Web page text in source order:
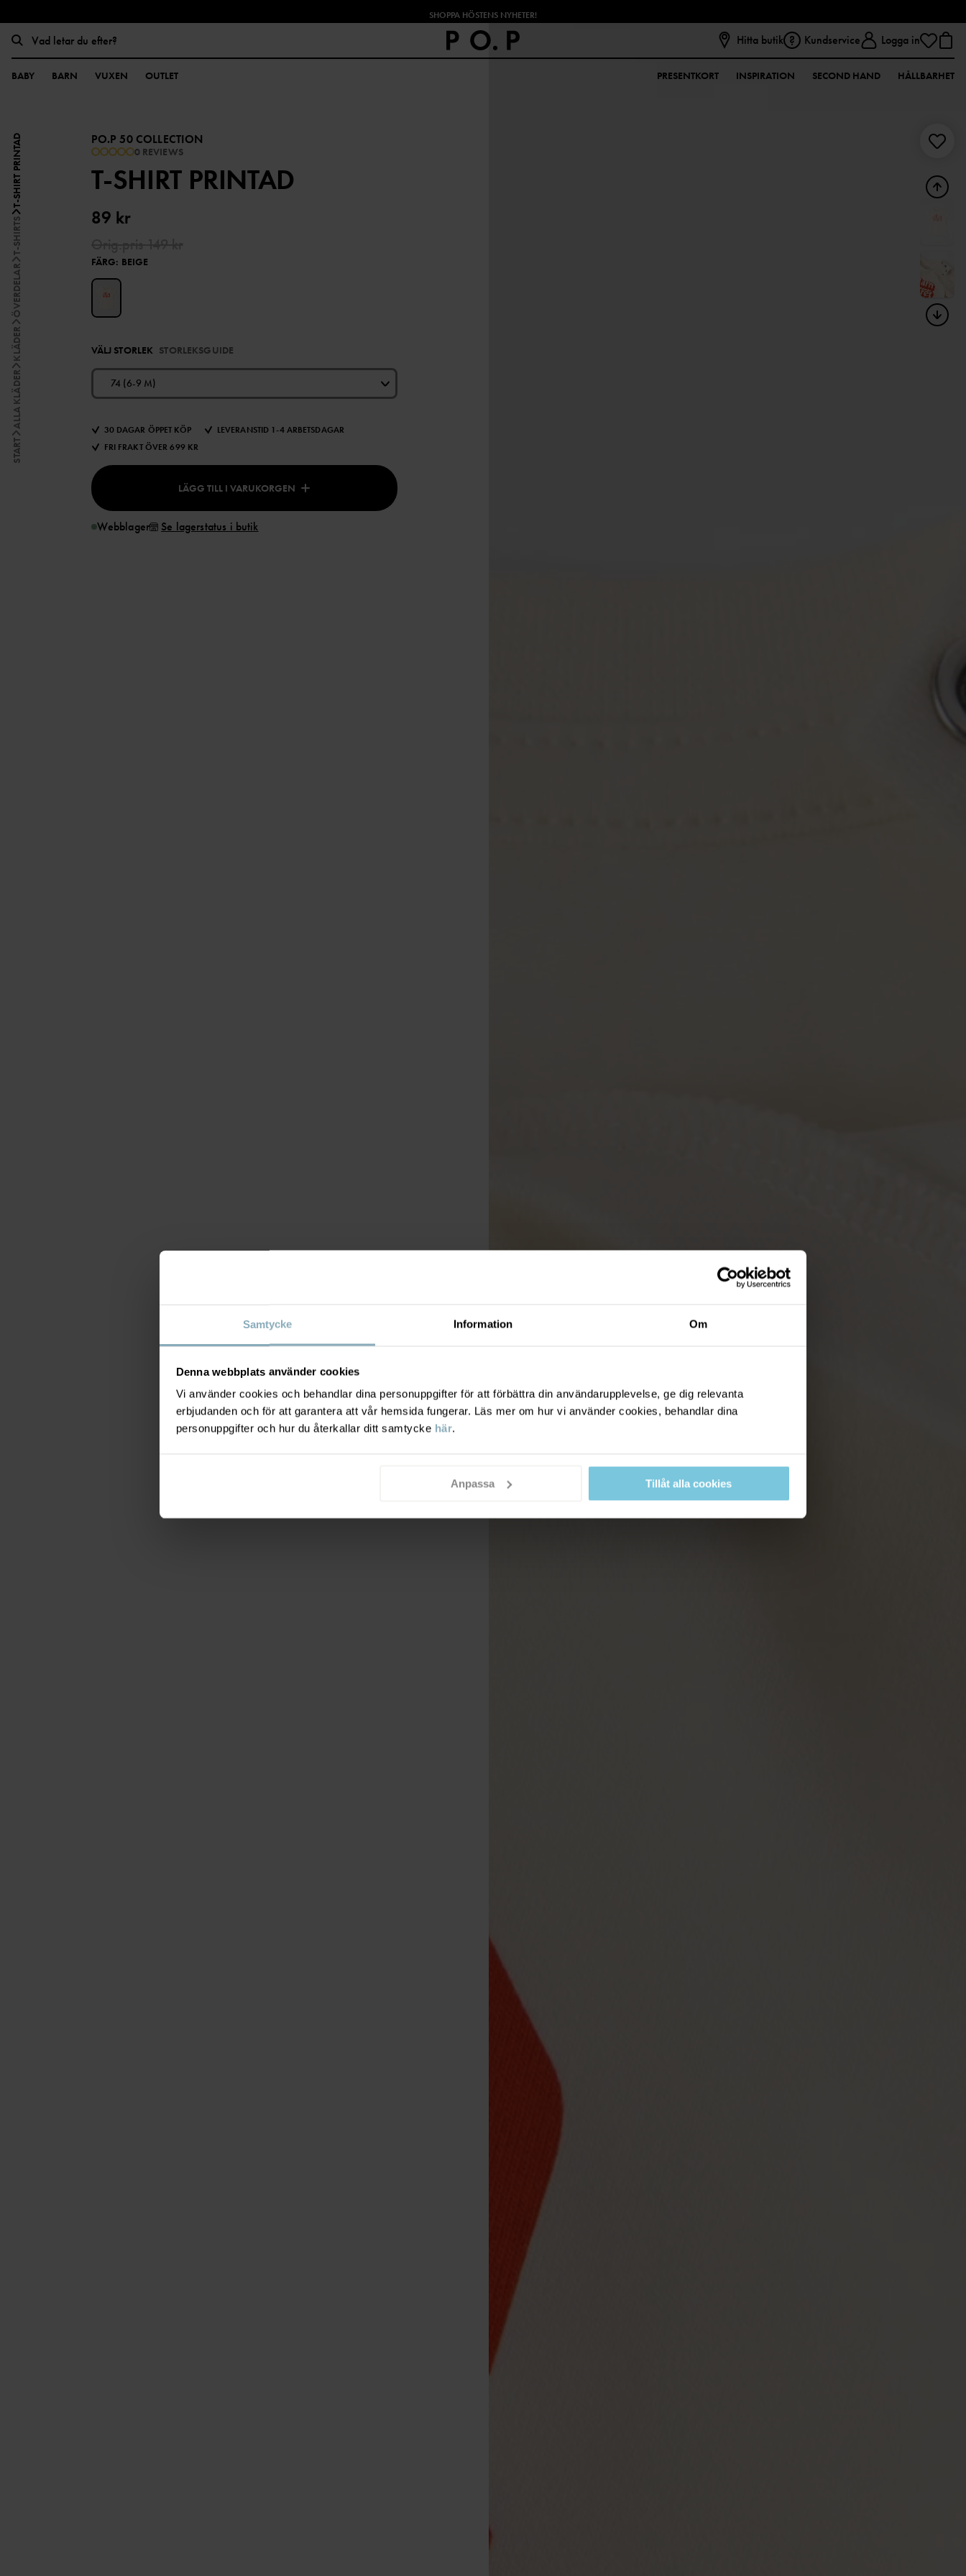
Samtycke Information Om
Denna webbplats använder cookies
Vi använder cookies och behandlar dina personuppgifter för att förbättra din användarupplevelse, ge dig relevanta
erbjudanden och för att garantera att vår hemsida fungerar. Läs mer om hur vi använder cookies, behandlar dina
personuppgifter och hur du återkallar ditt samtycke här.
Anpassa Tillåt alla cookies
SHOPPA HÖSTENS NYHETER!
Hitta butik Kundservice Logga in
BABY BARN VUXEN OUTLET PRESENTKORT INSPIRATION SECOND HAND HÅLLBARHET
START
ALLA KLÄDER
KLÄDER
ÖVERDELAR
T-SHIRTS
T-SHIRT PRINTAD PO.P 50 COLLECTION
0 REVIEWS
T-SHIRT PRINTAD
89 kr
FÄRG: BEIGE
VÄLJ STORLEK STORLEKSGUIDE
74 (6-9 M)
30 DAGAR ÖPPET KÖP
LEVERANSTID 1-4 ARBETSDAGAR
FRI FRAKT ÖVER 699 KR
LÄGG TILL I VARUKORGEN
Webblager Se lagerstatus i butik